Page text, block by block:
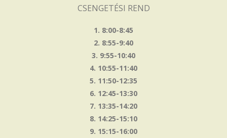
CSENGETÉSI REND
1. 8:00-8:45
2. 8:55-9:40
3. 9:55-10:40
4. 10:55-11:40
5. 11:50-12:35
6. 12:45-13:30
7. 13:35-14:20
8. 14:25-15:10
9. 15:15-16:00